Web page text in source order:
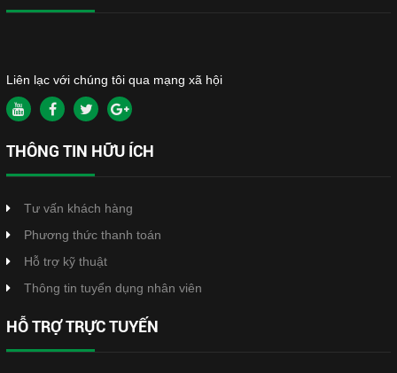
Liên lạc với chúng tôi qua mạng xã hội
THÔNG TIN HỮU ÍCH
Tư vấn khách hàng
Phương thức thanh toán
Hỗ trợ kỹ thuật
Thông tin tuyển dụng nhân viên
HỖ TRỢ TRỰC TUYẾN